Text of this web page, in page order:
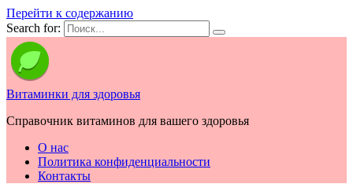
Перейти к содержанию
Search for:
Витаминки для здоровья
Справочник витаминов для вашего здоровья
О нас
Политика конфиденциальности
Контакты